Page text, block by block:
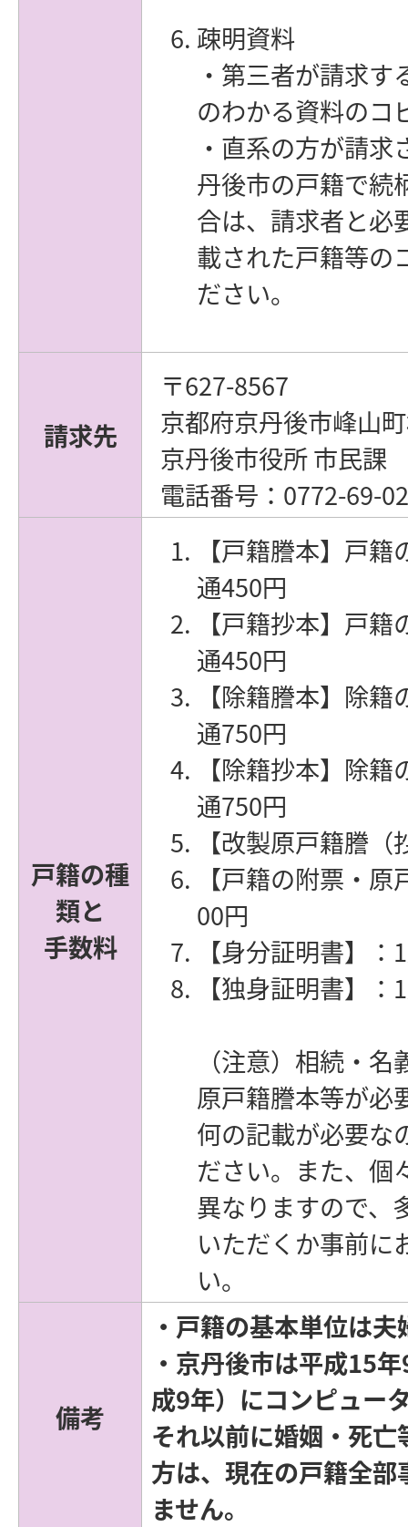
疎明資料
・第三者が請求
のわかる資料のコ
・直系の方が請
丹後市の戸籍で続
合は、請求者と必
載された戸籍等の
ださい。
請求先
〒627-8567
京都府京丹後市峰山
京丹後市役所 市民課
電話番号：0772-69-
戸籍の種
類と
手数料
【戸籍謄本】戸
通450円
【戸籍抄本】戸
通450円
【除籍謄本】除
通750円
【除籍抄本】除
通750円
【改製原戸籍謄
【戸籍の附票・
00円
【身分証明書】：
【独身証明書】：
（注意）相続・
原戸籍謄本等が必
何の記載が必要な
ださい。また、個
異なりますので、
いただくか事前に
い。
備考
・戸籍の基本単位は
・京丹後市は平成15
成9年）にコンピュー
それ以前に婚姻・死
方は、現在の戸籍全
ません。